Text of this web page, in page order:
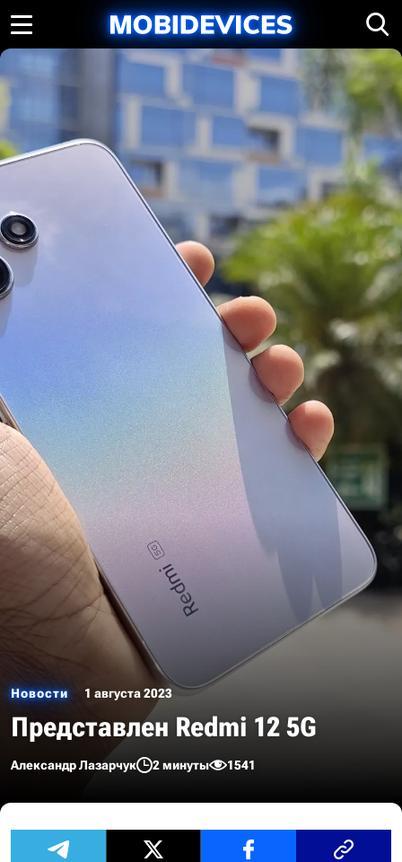
Новости 1 августа 2023
Представлен Redmi 12 5G
Александр Лазарчук 2 минуты 1541